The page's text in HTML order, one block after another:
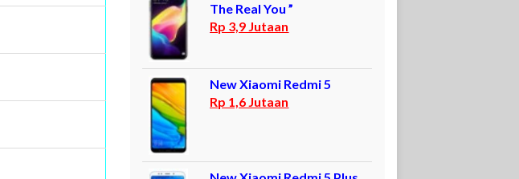
The Real You ”
Rp 3,9 Jutaan
New Xiaomi Redmi 5
Rp 1,6 Jutaan